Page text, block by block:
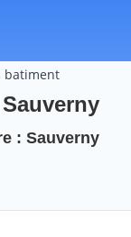
batiment
: Sauverny